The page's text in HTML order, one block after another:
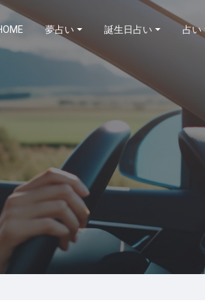
夢占い 誕生日占い 占い